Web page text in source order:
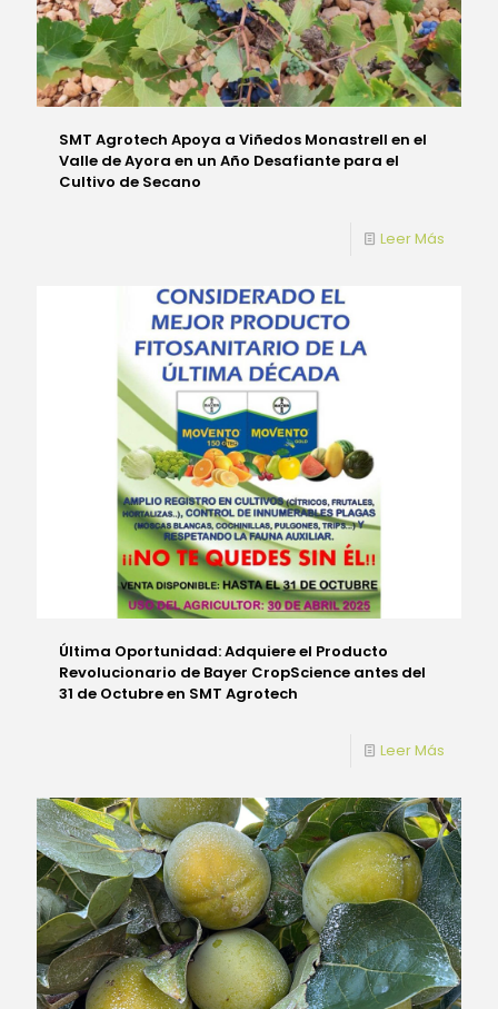
SMT Agrotech Apoya a Viñedos Monastrell en el
Valle de Ayora en un Año Desafiante para el
Cultivo de Secano
Leer Más
Última Oportunidad: Adquiere el Producto
Revolucionario de Bayer CropScience antes del
31 de Octubre en SMT Agrotech
Leer Más